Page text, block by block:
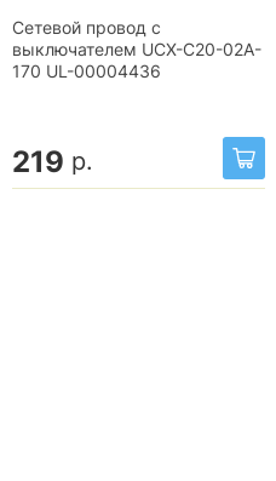
Сетевой провод с
выключателем UCX-C20-02A-
170 UL-00004436
219 р.